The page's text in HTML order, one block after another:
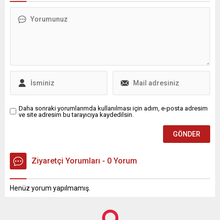
Daha sonraki yorumlarımda kullanılması için adım, e-posta adresim
ve site adresim bu tarayıcıya kaydedilsin.
Ziyaretçi Yorumları - 0 Yorum
Henüz yorum yapılmamış.